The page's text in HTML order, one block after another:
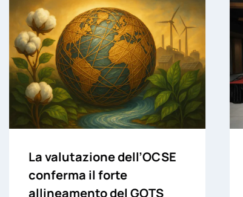
La valutazione dell’OCSE
conferma il forte
allineamento del GOTS